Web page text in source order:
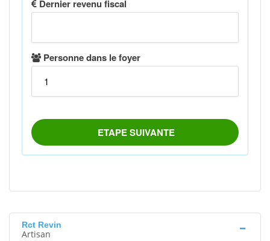
Rct Revin
Artisan